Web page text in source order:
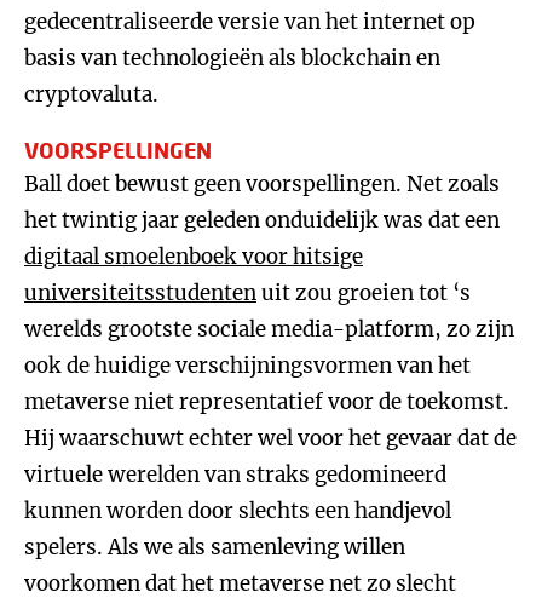
gedecentraliseerde versie van het internet op
basis van technologieën als blockchain en
cryptovaluta.
VOORSPELLINGEN
Ball doet bewust geen voorspellingen. Net zoals
het twintig jaar geleden onduidelijk was dat een
digitaal smoelenboek voor hitsige
universiteitsstudentenuit zou groeien tot ‘s
werelds grootste sociale media-platform, zo zijn
ook de huidige verschijningsvormen van het
metaverse niet representatief voor de toekomst.
Hij waarschuwt echter wel voor het gevaar dat de
virtuele werelden van straks gedomineerd
kunnen worden door slechts een handjevol
spelers. Als we als samenleving willen
voorkomen dat het metaverse net zo slecht